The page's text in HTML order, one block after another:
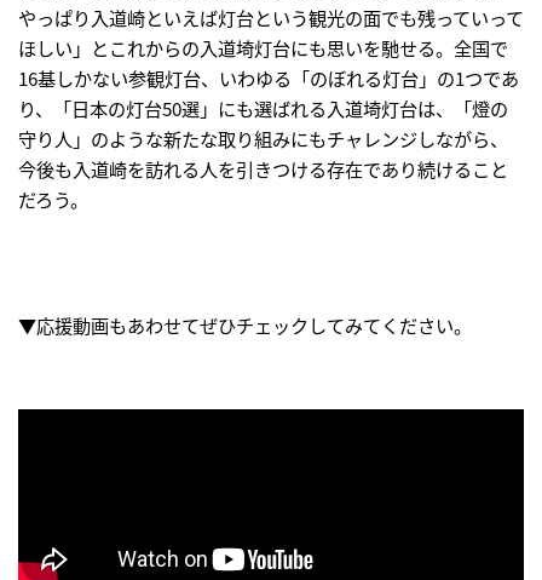
やっぱり入道崎といえば灯台という観光の面でも残っていって
ほしい」とこれからの入道埼灯台にも思いを馳せる。全国で
16基しかない参観灯台、いわゆる「のぼれる灯台」の1つであ
り、「日本の灯台50選」にも選ばれる入道埼灯台は、「燈の
守り人」のような新たな取り組みにもチャレンジしながら、
今後も入道崎を訪れる人を引きつける存在であり続けること
だろう。
▼応援動画もあわせてぜひチェックしてみてください。